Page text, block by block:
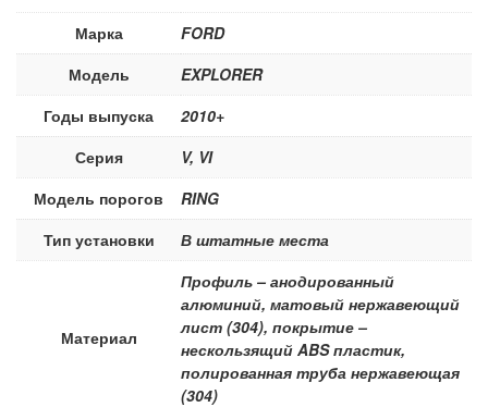
Марка
FORD
Модель
EXPLORER
Годы выпуска
2010+
Серия
V, VI
Модель порогов
RING
Тип установки
В штатные места
Материал
Профиль – анодированный
алюминий, матовый нержавеющий
лист (304), покрытие –
нескользящий ABS пластик,
полированная труба нержавеющая
(304)